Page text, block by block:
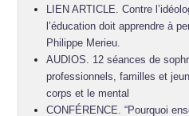
LIEN ARTICLE. Contre
l’éducation doit apprendre à
Philippe Merieu.
AUDIOS. 12 séances de
professionnels, familles et
corps et le mental
CONFÉRENCE. “Pourquoi